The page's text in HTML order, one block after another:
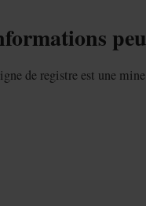
de registre est une